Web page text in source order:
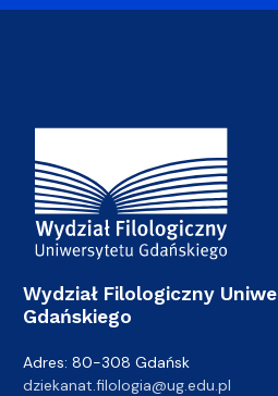
Adres Wydziału
Wydział Filologiczny
Gdańskiego
Adres: 80-308 Gdańsk
dziekanat.filologia@ug.edu.pl